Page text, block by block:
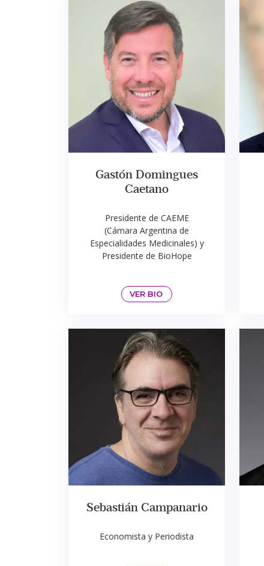
Gastón Domingues
Caetano
Presidente de CAEME
(Cámara Argentina de
Especialidades Medicinales) y
Presidente de BioHope
VER BIO
Sebastián Campanario
Economista y Periodista